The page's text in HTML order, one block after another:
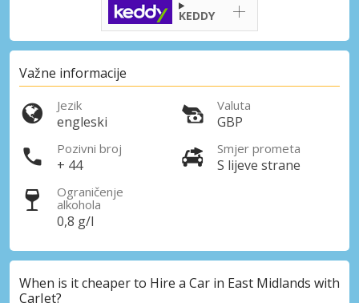
KEDDY
Važne informacije
Jezik
engleski
Valuta
GBP
Pozivni broj
+ 44
Smjer prometa
S lijeve strane
Ograničenje
alkohola
0,8 g/l
When is it cheaper to Hire a Car in East Midlands with
CarJet?